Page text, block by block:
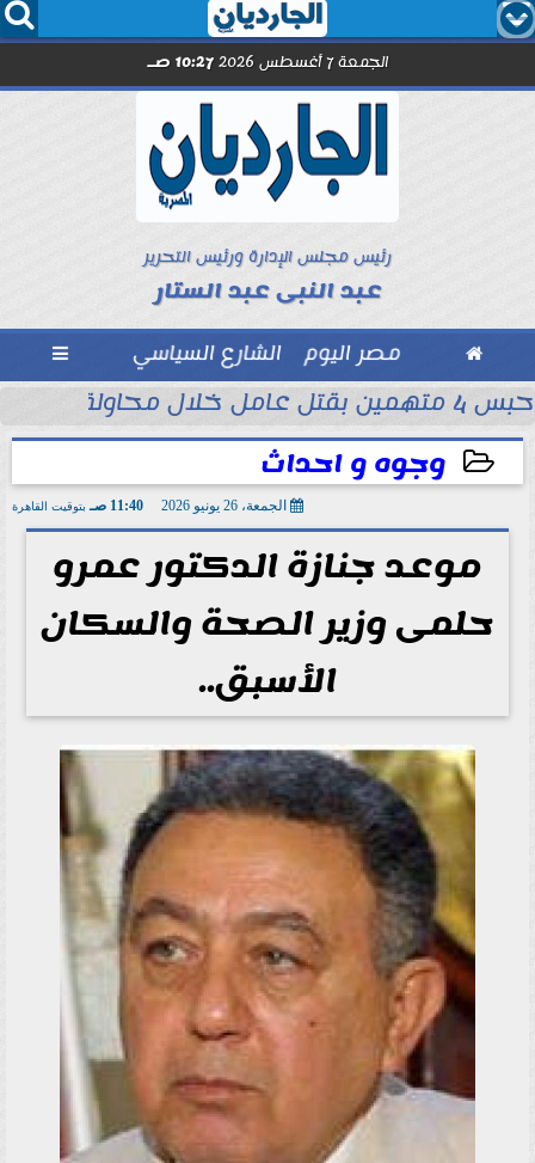
  
الجمعة 7 أغسطس 2026 10:27 صـ
رئيس مجلس الإدارة ورئيس التحرير
عبد النبى عبد الستار
 مصر اليوم الشارع السياسي 
..” محمد...حبس 4 متهمين بقتل عامل خلال محاولة سرقة دراجة نارية في المنوفية
وجوه و احداث
الجمعة، 26 يونيو 2026 11:40 صـ بتوقيت القاهرة
موعد جنازة الدكتور عمرو
حلمى وزير الصحة والسكان
الأسبق..